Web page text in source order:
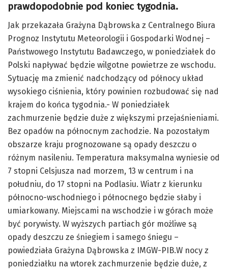
prawdopodobnie pod koniec tygodnia.
Jak przekazała Grażyna Dąbrowska z Centralnego Biura
Prognoz Instytutu Meteorologii i Gospodarki Wodnej –
Państwowego Instytutu Badawczego, w poniedziałek do
Polski napływać będzie wilgotne powietrze ze wschodu.
Sytuację ma zmienić nadchodzący od północy układ
wysokiego ciśnienia, który powinien rozbudować się nad
krajem do końca tygodnia.- W poniedziałek
zachmurzenie będzie duże z większymi przejaśnieniami.
Bez opadów na północnym zachodzie. Na pozostałym
obszarze kraju prognozowane są opady deszczu o
różnym nasileniu. Temperatura maksymalna wyniesie od
7 stopni Celsjusza nad morzem, 13 w centrum i na
południu, do 17 stopni na Podlasiu. Wiatr z kierunku
północno-wschodniego i północnego będzie słaby i
umiarkowany. Miejscami na wschodzie i w górach może
być porywisty. W wyższych partiach gór możliwe są
opady deszczu ze śniegiem i samego śniegu –
powiedziała Grażyna Dąbrowska z IMGW-PIB.W nocy z
poniedziałku na wtorek zachmurzenie będzie duże, z